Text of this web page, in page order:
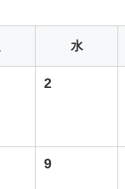
水
2
9